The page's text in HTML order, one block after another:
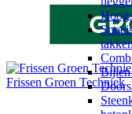
Frissen Groen Techniek
Bijlen